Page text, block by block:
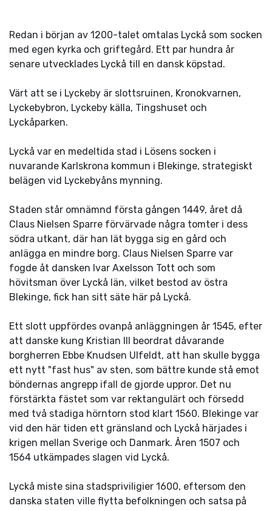
Redan i början av 1200-talet omtalas Lyckå som socken
med egen kyrka och griftegård. Ett par hundra år
senare utvecklades Lyckå till en dansk köpstad.
Värt att se i Lyckeby är slottsruinen, Kronokvarnen,
Lyckebybron, Lyckeby källa, Tingshuset och
Lyckåparken.
Lyckå var en medeltida stad i Lösens socken i
nuvarande Karlskrona kommun i Blekinge, strategiskt
belägen vid Lyckebyåns mynning.
Staden står omnämnd första gången 1449, året då
Claus Nielsen Sparre förvärvade några tomter i dess
södra utkant, där han lät bygga sig en gård och
anlägga en mindre borg. Claus Nielsen Sparre var
fogde åt dansken Ivar Axelsson Tott och som
hövitsman över Lyckå län, vilket bestod av östra
Blekinge, fick han sitt säte här på Lyckå.
Ett slott uppfördes ovanpå anläggningen år 1545, efter
att danske kung Kristian III beordrat dåvarande
borgherren Ebbe Knudsen Ulfeldt, att han skulle bygga
ett nytt "fast hus" av sten, som bättre kunde stå emot
böndernas angrepp ifall de gjorde uppror. Det nu
förstärkta fästet som var rektangulärt och försedd
med två stadiga hörntorn stod klart 1560. Blekinge var
vid den här tiden ett gränsland och Lyckå härjades i
krigen mellan Sverige och Danmark. Åren 1507 och
1564 utkämpades slagen vid Lyckå.
Lyckå miste sina stadspriviligier 1600, eftersom den
danska staten ville flytta befolkningen och satsa på